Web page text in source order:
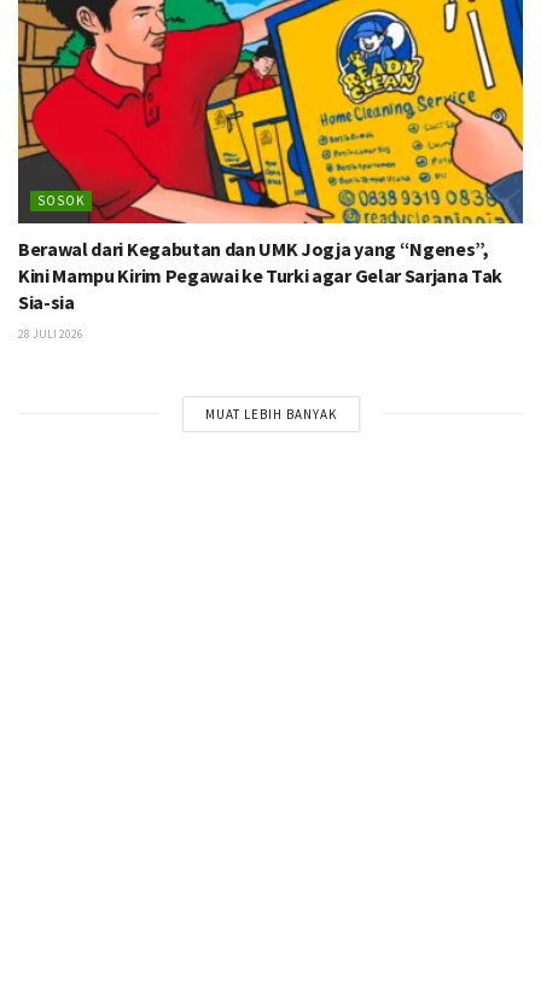
SOSOK
Berawal dari Kegabutan dan UMK Jogja yang “Ngenes”,
Kini Mampu Kirim Pegawai ke Turki agar Gelar Sarjana Tak
Sia-sia
28 JULI 2026
MUAT LEBIH BANYAK